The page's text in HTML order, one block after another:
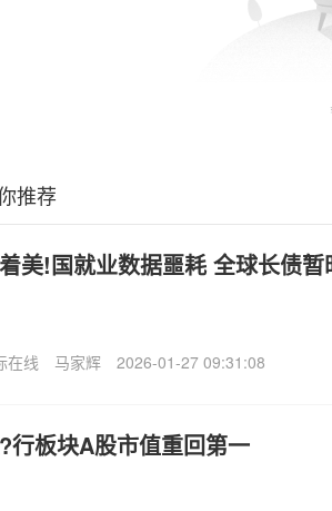
推荐
美!国就业数据噩耗 全球长债
在线 马家辉 2026-01-27 09:31:08
行板块A股市值重回第一